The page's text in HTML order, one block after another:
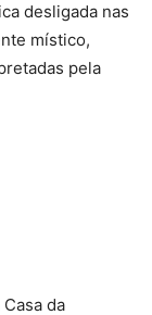
desligada nas
místico,
pela
da